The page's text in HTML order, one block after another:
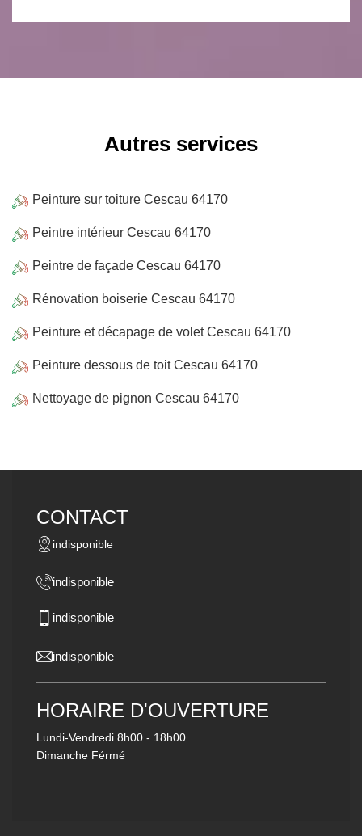
Autres services
Peinture sur toiture Cescau 64170
Peintre intérieur Cescau 64170
Peintre de façade Cescau 64170
Rénovation boiserie Cescau 64170
Peinture et décapage de volet Cescau 64170
Peinture dessous de toit Cescau 64170
Nettoyage de pignon Cescau 64170
CONTACT
indisponible
indisponible
indisponible
indisponible
HORAIRE D'OUVERTURE
Lundi-Vendredi 8h00 - 18h00
Dimanche Férmé